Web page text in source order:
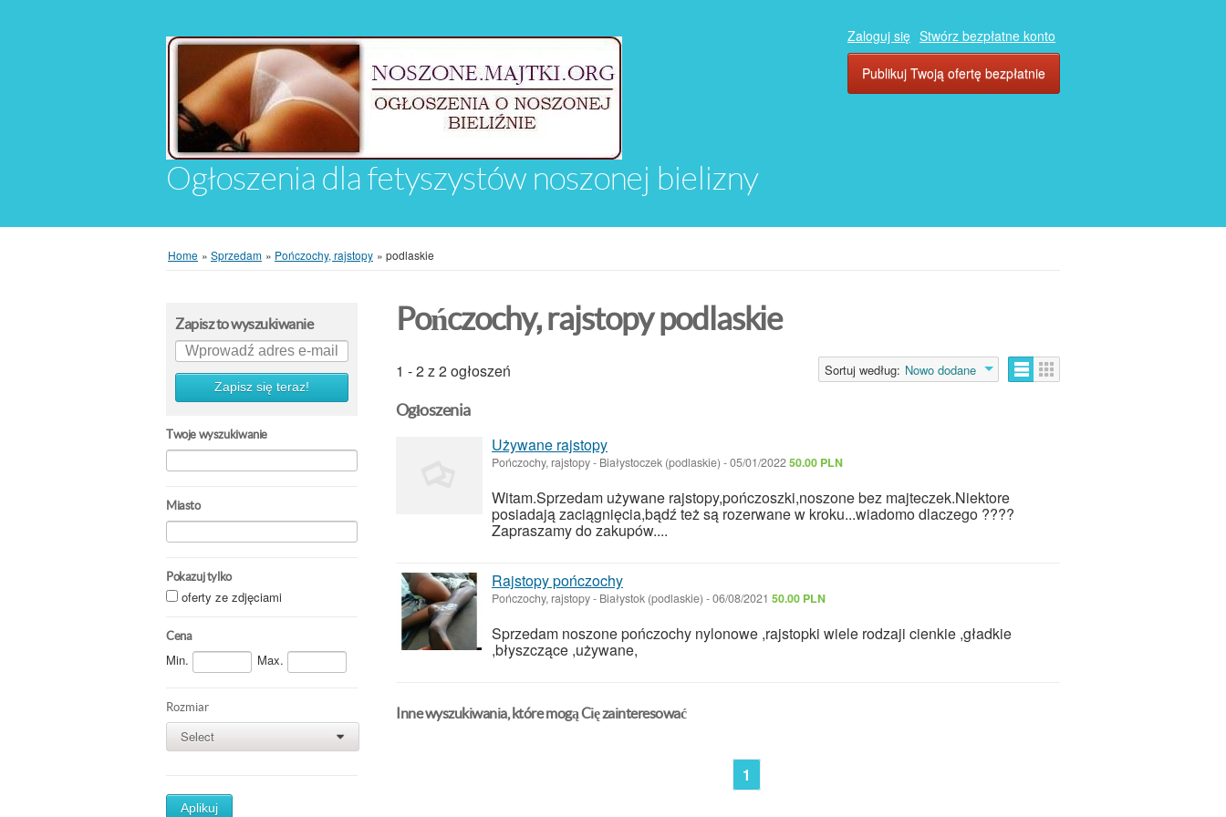
Ogłoszenia dla fetyszystów noszonej bielizny
Zaloguj się Stwórz bezpłatne konto
Publikuj Twoją ofertę bezpłatnie
Home » Sprzedam » Pończochy, rajstopy » podlaskie
Zapisz to wyszukiwanie
Zapisz się teraz!
Twoje wyszukiwanie
Miasto
Pokazuj tylko
oferty ze zdjęciami
Cena
Min. Max.
Rozmiar
Select 0
Aplikuj
Pończochy, rajstopy podlaskie
1 - 2 z 2 ogłoszeń Sortuj według: Nowo dodane
Ogłoszenia
Używane rajstopy
Pończochy, rajstopy- Białystoczek (podlaskie) -05/01/202250.00 PLN
Witam.Sprzedam używane rajstopy,pończoszki,noszone bez majteczek.Niektore
posiadają zaciągnięcia,bądź też są rozerwane w kroku...wiadomo dlaczego ????
Zapraszamy do zakupów....
Rajstopy pończochy
Pończochy, rajstopy- Białystok (podlaskie) -06/08/2021 50.00 PLN
Sprzedam noszone pończochy nylonowe ,rajstopki wiele rodzaji cienkie ,gładkie
,błyszczące ,używane,
Inne wyszukiwania, które mogą Cię zainteresować
1